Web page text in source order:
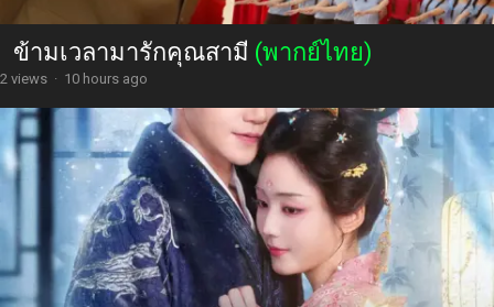
ข้ามเวลามารักคุณสามี (พากย์ไทย)
2 views · 10 hours ago